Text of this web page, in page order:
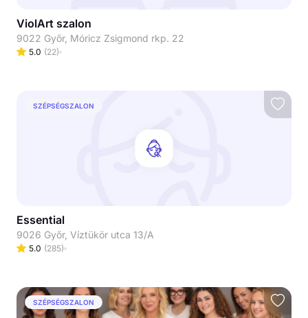
ViolArt szalon
9022 Győr, Móricz Zsigmond rkp. 22
5.0 (22)
SZÉPSÉGSZALON
Essential
9026 Győr, Víztükör utca 13/A
5.0 (285)
SZÉPSÉGSZALON